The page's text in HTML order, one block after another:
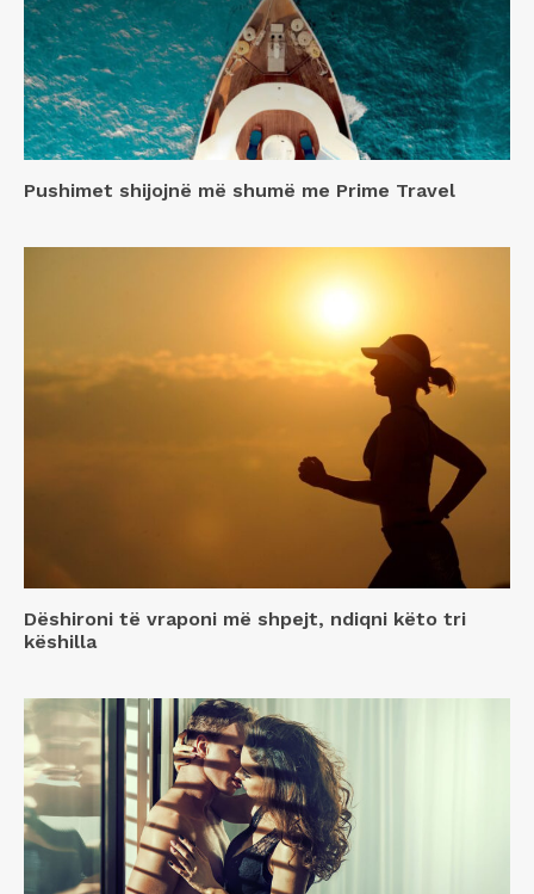
Pushimet shijojnë më shumë me Prime Travel
Dëshironi të vraponi më shpejt, ndiqni këto tri
këshilla